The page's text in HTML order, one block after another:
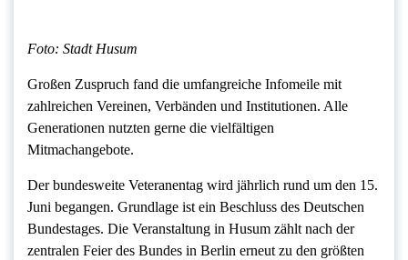
Foto: Stadt Husum
Großen Zuspruch fand die umfangreiche Infomeile mit
zahlreichen Vereinen, Verbänden und Institutionen. Alle
Generationen nutzten gerne die vielfältigen
Mitmachangebote.
Der bundesweite Veteranentag wird jährlich rund um den 15.
Juni begangen. Grundlage ist ein Beschluss des Deutschen
Bundestages. Die Veranstaltung in Husum zählt nach der
zentralen Feier des Bundes in Berlin erneut zu den größten